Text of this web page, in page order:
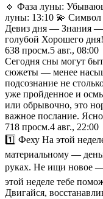
🔹 Фаза луны:
луны: 13:10 💫
Девиз дня — Знания
голубой Хорошего
638 просм.5 авг., 08:00
Сегодня сны могут
сюжеты — менее
подсознание не
уже пройденное и
или обрывочно, это
важное послание.
718 просм.4 авг., 22:00
1️⃣ Феху На этой
материальному —
руках. Не ищи новое
этой неделе тебе
Двигайся,